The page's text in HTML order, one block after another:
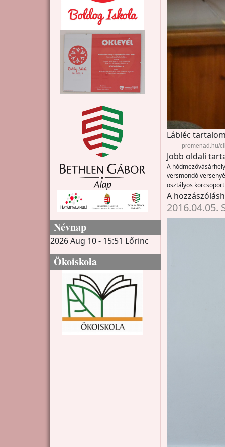
Névnap
2026 Aug 10 - 15:51 Lőrinc
Ökoiskola
Lábléc
promenad.hu/
Jobb oldali
A
versmondó
osztályos
A
2016.04.05.